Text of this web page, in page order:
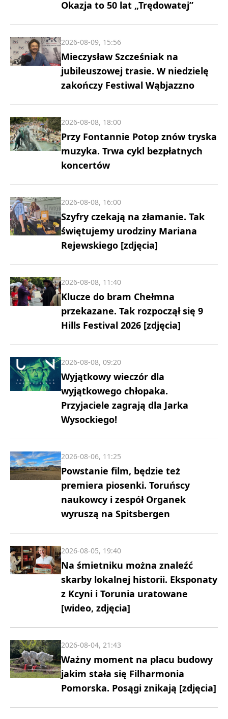
Okazja to 50 lat „Trędowatej”
Mieczysław Szcześniak na
jubileuszowej trasie. W niedzielę
zakończy Festiwal Wąbjazzno
2026-08-09, 15:56
Przy Fontannie Potop znów tryska
muzyka. Trwa cykl bezpłatnych
koncertów
2026-08-08, 18:00
Szyfry czekają na złamanie. Tak
świętujemy urodziny Mariana
Rejewskiego [zdjęcia]
2026-08-08, 16:00
Klucze do bram Chełmna
przekazane. Tak rozpoczął się 9
Hills Festival 2026 [zdjęcia]
2026-08-08, 11:40
Wyjątkowy wieczór dla
wyjątkowego chłopaka.
Przyjaciele zagrają dla Jarka
Wysockiego!
2026-08-08, 09:20
Powstanie film, będzie też
premiera piosenki. Toruńscy
naukowcy i zespół Organek
wyruszą na Spitsbergen
2026-08-06, 11:25
Na śmietniku można znaleźć
skarby lokalnej historii. Eksponaty
z Kcyni i Torunia uratowane
[wideo, zdjęcia]
2026-08-05, 19:40
Ważny moment na placu budowy
jakim stała się Filharmonia
Pomorska. Posągi znikają [zdjęcia]
2026-08-04, 21:43